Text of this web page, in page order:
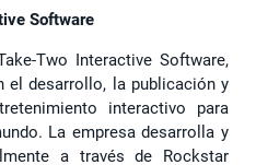
Software
Two Interactive Software,
el desarrollo, la publicación y
interactivo para
La empresa desarrolla y
a través de Rockstar